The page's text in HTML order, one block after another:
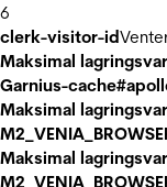
6
clerk-visitor-id
Maksimal
Garnius-
Maksimal
Maksimal